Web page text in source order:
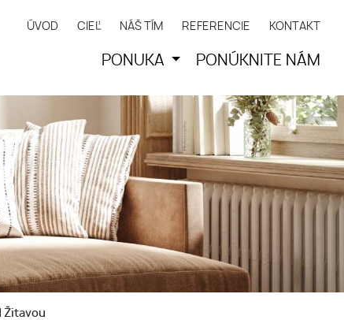
ÚVOD CIEĽ NÁŠ TÍM REFERENCIE KONTAKT
PONUKA PONÚKNITE NÁM
Žitavou